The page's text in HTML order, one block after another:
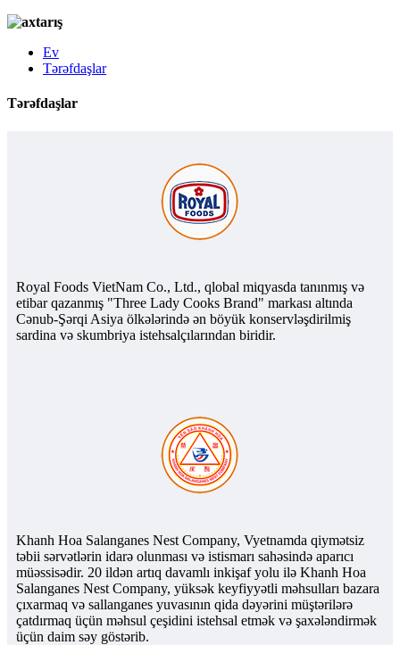
Ev
Tərəfdaşlar
Tərəfdaşlar
Royal Foods VietNam Co., Ltd., qlobal miqyasda tanınmış və
etibar qazanmış "Three Lady Cooks Brand" markası altında
Cənub-Şərqi Asiya ölkələrində ən böyük konservləşdirilmiş
sardina və skumbriya istehsalçılarından biridir.
Khanh Hoa Salanganes Nest Company, Vyetnamda qiymətsiz
təbii sərvətlərin idarə olunması və istismarı sahəsində aparıcı
müəssisədir. 20 ildən artıq davamlı inkişaf yolu ilə Khanh Hoa
Salanganes Nest Company, yüksək keyfiyyətli məhsulları bazara
çıxarmaq və sallanganes yuvasının qida dəyərini müştərilərə
çatdırmaq üçün məhsul çeşidini istehsal etmək və şaxələndirmək
üçün daim səy göstərib.